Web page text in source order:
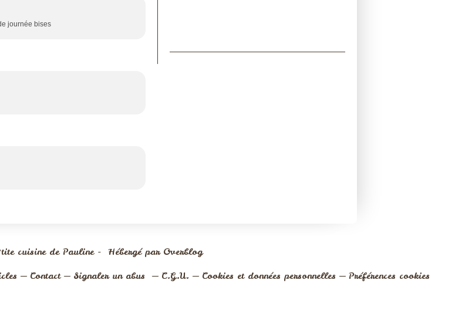
journée bises
cuisine de Pauline - Hébergé par Overblog
Contact Signaler un abus C.G.U. Cookies et données personnelles Préférences cookies